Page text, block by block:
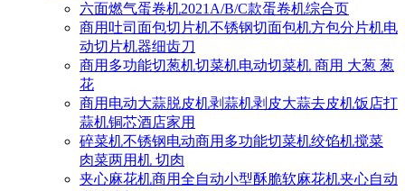
六面燃气蛋卷机2021A/B/C款蛋卷机综合页
商用吐司面包切片机不锈钢切面包机方包分片机电
动切片机器细齿刀
商用多功能切葱机切菜机电动切菜机 商用 大葱 葱
花
商用电动大蒜脱皮机剥蒜机剥皮大蒜去皮机饭店打
蒜机铜芯酒店家用
碎菜机不锈钢电动商用多功能切菜机绞馅机搅菜
肉菜两用机 切肉
夹心麻花机商用全自动小型酥脆软麻花机夹心自动